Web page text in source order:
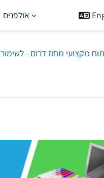
אולפנים
מקצועי מחוז דרום - לשימור